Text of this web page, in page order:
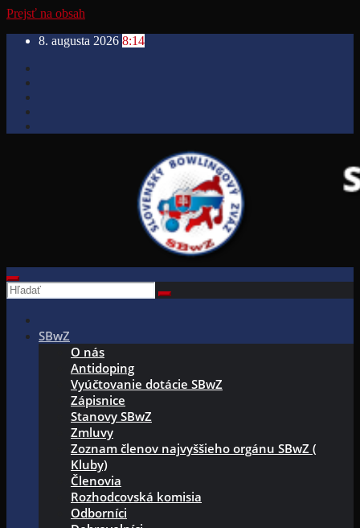
Prejsť na obsah
8. augusta 2026 8:14
SBwZ
O nás
Antidoping
Vyúčtovanie dotácie SBwZ
Zápisnice
Stanovy SBwZ
Zmluvy
Zoznam členov najvyššieho orgánu SBwZ (
Kluby)
Členovia
Rozhodcovská komisia
Odborníci